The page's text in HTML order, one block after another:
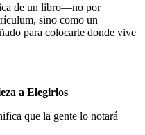
de un libro—no por
sino como un
para colocarte donde vive
a Elegirlos
que la gente lo notará